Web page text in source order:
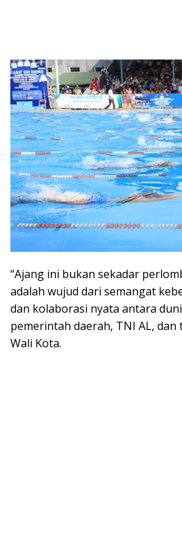
“Ajang ini bukan sekadar
adalah wujud dari semangat
dan kolaborasi nyata antara
pemerintah daerah, TNI AL, dan
Wali Kota.